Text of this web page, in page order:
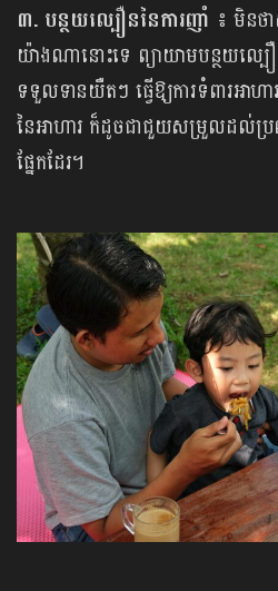
៣. បន្ថយល្បឿននៃការញាំ ៖​​ មិនថា
យ៉ាងណានោះទេ ព្យាយាមបន្ថយល្
ទទួលទានយឺតៗ ធ្វើឱ្យការទំពារអាហ
នៃអាហារ ក៏ដូចជាជួយសម្រួលដល់ប្រ
ផ្នែកដែរ។